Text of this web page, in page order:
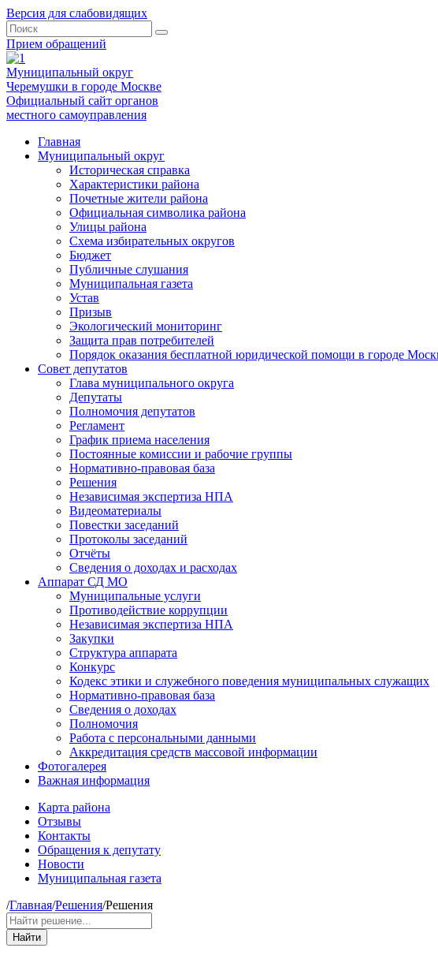
Версия для слабовидящих
Прием обращений
Муниципальный округ
Черемушки в городе Москве
Официальный сайт органов
местного самоуправления
Главная
Муниципальный округ
Историческая справка
Характеристики района
Почетные жители района
Официальная символика района
Улицы района
Схема избирательных округов
Бюджет
Публичные слушания
Муниципальная газета
Устав
Призыв
Экологический мониторинг
Защита прав потребителей
Порядок оказания бесплатной юридической помощи в городе
Совет депутатов
Глава муниципального округа
Депутаты
Полномочия депутатов
Регламент
График приема населения
Постоянные комиссии и рабочие группы
Нормативно-правовая база
Решения
Независимая экспертиза НПА
Видеоматериалы
Повестки заседаний
Протоколы заседаний
Отчёты
Сведения о доходах и расходах
Аппарат СД МО
Муниципальные услуги
Противодействие коррупции
Независимая экспертиза НПА
Закупки
Структура аппарата
Конкурс
Кодекс этики и служебного поведения муниципальных служащих
Нормативно-правовая база
Сведения о доходах
Полномочия
Работа с персональными данными
Аккредитация средств массовой информации
Фотогалерея
Важная информация
Карта района
Отзывы
Контакты
Обращения к депутату
Новости
Муниципальная газета
/Главная/Решения/Решения
Найти